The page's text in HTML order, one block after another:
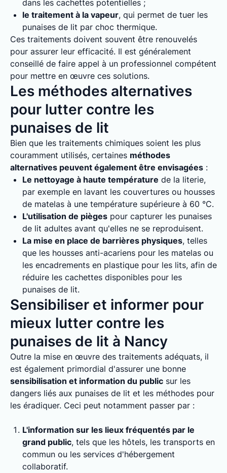
dans les cachettes potentielles ;
le traitement à la vapeur, qui permet de tuer les
punaises de lit par choc thermique.
Ces traitements doivent souvent être renouvelés
pour assurer leur efficacité. Il est généralement
conseillé de faire appel à un professionnel compétent
pour mettre en œuvre ces solutions.
Les méthodes alternatives
pour lutter contre les
punaises de lit
Bien que les traitements chimiques soient les plus
couramment utilisés, certaines méthodes
alternatives peuvent également être envisagées :
Le nettoyage à haute température de la literie,
par exemple en lavant les couvertures ou housses
de matelas à une température supérieure à 60 °C.
L'utilisation de pièges pour capturer les punaises
de lit adultes avant qu'elles ne se reproduisent.
La mise en place de barrières physiques, telles
que les housses anti-acariens pour les matelas ou
les encadrements en plastique pour les lits, afin de
réduire les cachettes disponibles pour les
punaises de lit.
Sensibiliser et informer pour
mieux lutter contre les
punaises de lit à Nancy
Outre la mise en œuvre des traitements adéquats, il
est également primordial d'assurer une bonne
sensibilisation et information du public sur les
dangers liés aux punaises de lit et les méthodes pour
les éradiquer. Ceci peut notamment passer par :
L'information sur les lieux fréquentés par le
grand public, tels que les hôtels, les transports en
commun ou les services d'hébergement
collaboratif.